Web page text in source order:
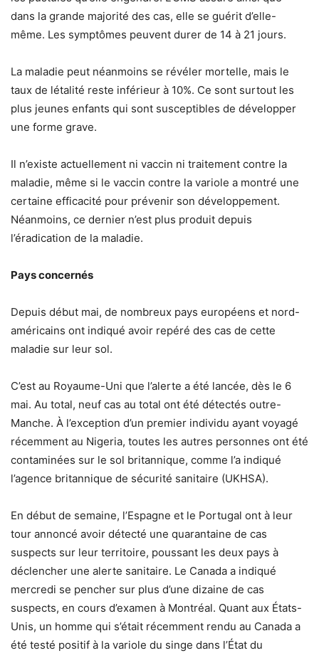
dans la grande majorité des cas, elle se guérit d’elle-
même. Les symptômes peuvent durer de 14 à 21 jours.
La maladie peut néanmoins se révéler mortelle, mais le
taux de létalité reste inférieur à 10%. Ce sont surtout les
plus jeunes enfants qui sont susceptibles de développer
une forme grave.
Il n’existe actuellement ni vaccin ni traitement contre la
maladie, même si le vaccin contre la variole a montré une
certaine efficacité pour prévenir son développement.
Néanmoins, ce dernier n’est plus produit depuis
l’éradication de la maladie.
Pays concernés
Depuis début mai, de nombreux pays européens et nord-
américains ont indiqué avoir repéré des cas de cette
maladie sur leur sol.
C’est au Royaume-Uni que l’alerte a été lancée, dès le 6
mai. Au total, neuf cas au total ont été détectés outre-
Manche. À l’exception d’un premier individu ayant voyagé
récemment au Nigeria, toutes les autres personnes ont été
contaminées sur le sol britannique, comme l’a indiqué
l’agence britannique de sécurité sanitaire (UKHSA).
En début de semaine, l’Espagne et le Portugal ont à leur
tour annoncé avoir détecté une quarantaine de cas
suspects sur leur territoire, poussant les deux pays à
déclencher une alerte sanitaire. Le Canada a indiqué
mercredi se pencher sur plus d’une dizaine de cas
suspects, en cours d’examen à Montréal. Quant aux États-
Unis, un homme qui s’était récemment rendu au Canada a
été testé positif à la variole du singe dans l’État du